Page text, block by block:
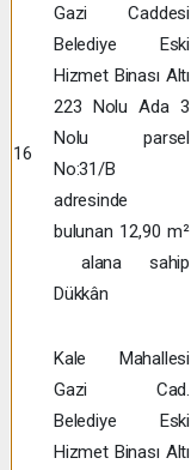
16
Gazi Caddesi
Belediye Eski
Hizmet Binası Altı
223 Nolu Ada 3
Nolu parsel
No:31/B
adresinde
bulunan 12,90 m²
alana sahip
Dükkân
Kale Mahallesi
Gazi Cad.
Belediye Eski
Hizmet Binası Altı